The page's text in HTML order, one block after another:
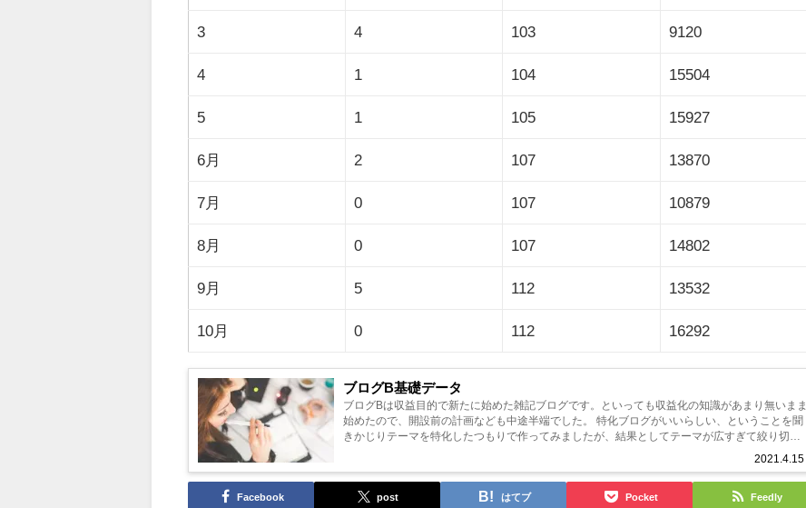
3 4 103 9120
4 1 104 15504
5 1 105 15927
6月 2 107 13870
7月 0 107 10879
8月 0 107 14802
9月 5 112 13532
10月 0 112 16292
ブログB基礎データ
2021.4.15
ブログBは収益目的で新たに始めた雑記ブログです。といっても収益化の知識があまり無いまま
始めたので、開設前の計画なども中途半端でした。 特化ブログがいいらしい、ということを聞
きかじりテーマを特化したつもりで作ってみましたが、結果としてテーマが広すぎて絞り切れ
Facebook post はてブ Pocket Feedly